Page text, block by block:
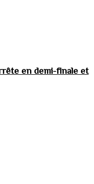
en demi-finale et